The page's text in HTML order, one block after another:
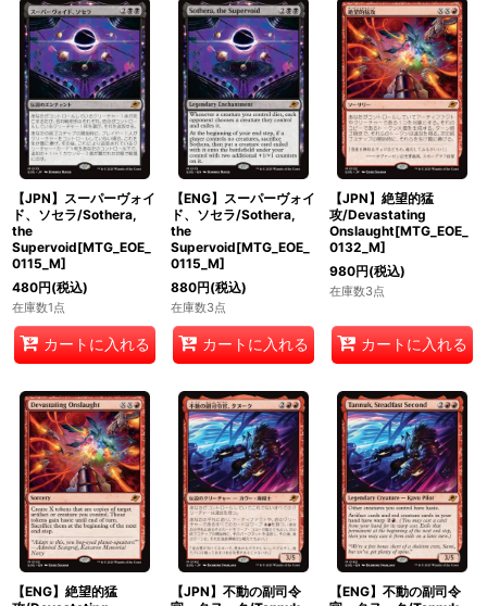
【JPN】スーパーヴォイ
ド、ソセラ/Sothera,
the
Supervoid[MTG_EOE_
0115_M]
480円(税込)
在庫数1点
カートに入れる
【ENG】スーパーヴォイ
ド、ソセラ/Sothera,
the
Supervoid[MTG_EOE_
0115_M]
880円(税込)
在庫数3点
カートに入れる
【JPN】絶望的猛
攻/Devastating
Onslaught[MTG_EOE_
0132_M]
980円(税込)
在庫数3点
カートに入れる
【ENG】絶望的猛
【JPN】不動の副司令
【ENG】不動の副司令